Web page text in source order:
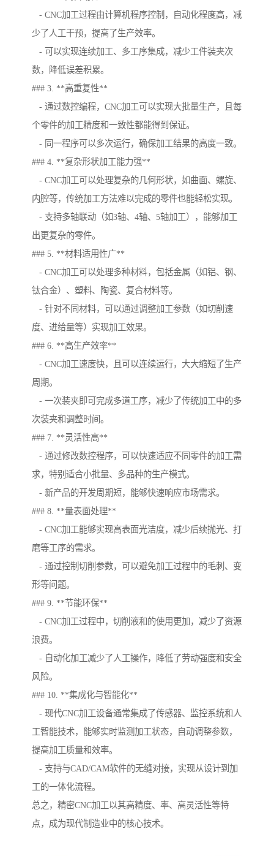
- CNC加工过程由计算机程序控制，自动化程度高，减
少了人工干预，提高了生产效率。
- 可以实现连续加工、多工序集成，减少工件装夹次
数，降低误差积累。
### 3. **高重复性**
- 通过数控编程，CNC加工可以实现大批量生产，且每
个零件的加工精度和一致性都能得到保证。
- 同一程序可以多次运行，确保加工结果的高度一致。
### 4. **复杂形状加工能力强**
- CNC加工可以处理复杂的几何形状，如曲面、螺旋、
内腔等，传统加工方法难以完成的零件也能轻松实现。
- 支持多轴联动（如3轴、4轴、5轴加工），能够加工
出更复杂的零件。
### 5. **材料适用性广**
- CNC加工可以处理多种材料，包括金属（如铝、钢、
钛合金）、塑料、陶瓷、复合材料等。
- 针对不同材料，可以通过调整加工参数（如切削速
度、进给量等）实现加工效果。
### 6. **高生产效率**
- CNC加工速度快，且可以连续运行，大大缩短了生产
周期。
- 一次装夹即可完成多道工序，减少了传统加工中的多
次装夹和调整时间。
### 7. **灵活性高**
- 通过修改数控程序，可以快速适应不同零件的加工需
求，特别适合小批量、多品种的生产模式。
- 新产品的开发周期短，能够快速响应市场需求。
### 8. **量表面处理**
- CNC加工能够实现高表面光洁度，减少后续抛光、打
磨等工序的需求。
- 通过控制切削参数，可以避免加工过程中的毛刺、变
形等问题。
### 9. **节能环保**
- CNC加工过程中，切削液和的使用更加，减少了资源
浪费。
- 自动化加工减少了人工操作，降低了劳动强度和安全
风险。
### 10. **集成化与智能化**
- 现代CNC加工设备通常集成了传感器、监控系统和人
工智能技术，能够实时监测加工状态，自动调整参数，
提高加工质量和效率。
- 支持与CAD/CAM软件的无缝对接，实现从设计到加
工的一体化流程。
总之，精密CNC加工以其高精度、率、高灵活性等特
点，成为现代制造业中的核心技术。